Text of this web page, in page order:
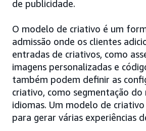
de publicidade.
O modelo de criativo é um
admissão onde os clientes
entradas de criativos, como
imagens personalizadas e
também podem definir as
criativo, como segmentação
idiomas. Um modelo de
para gerar várias experiências